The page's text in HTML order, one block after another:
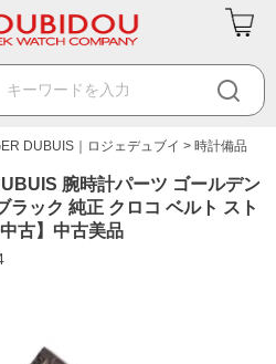
DUBUIS｜ロジェデュブイ 時計備品
腕時計パーツ ゴールデン
ラック 純正 クロコ ベルト スト
古】中古美品